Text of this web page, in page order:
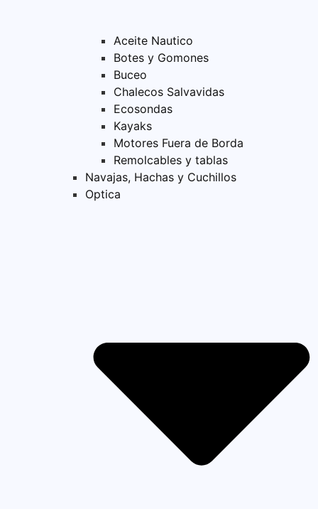
Aceite Nautico
Botes y Gomones
Buceo
Chalecos Salvavidas
Ecosondas
Kayaks
Motores Fuera de Borda
Remolcables y tablas
Navajas, Hachas y Cuchillos
Optica